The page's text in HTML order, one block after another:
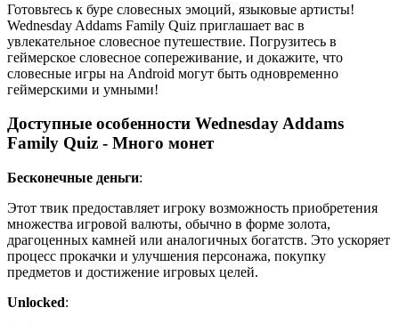
Готовьтесь к буре словесных эмоций, языковые артисты!
Wednesday Addams Family Quiz приглашает вас в
увлекательное словесное путешествие. Погрузитесь в
геймерское словесное сопереживание, и докажите, что
словесные игры на Android могут быть одновременно
геймерскими и умными!
Доступные особенности Wednesday Addams
Family Quiz - Много монет
Бесконечные деньги:
Этот твик предоставляет игроку возможность приобретения
множества игровой валюты, обычно в форме золота,
драгоценных камней или аналогичных богатств. Это ускоряет
процесс прокачки и улучшения персонажа, покупку
предметов и достижение игровых целей.
Unlocked: